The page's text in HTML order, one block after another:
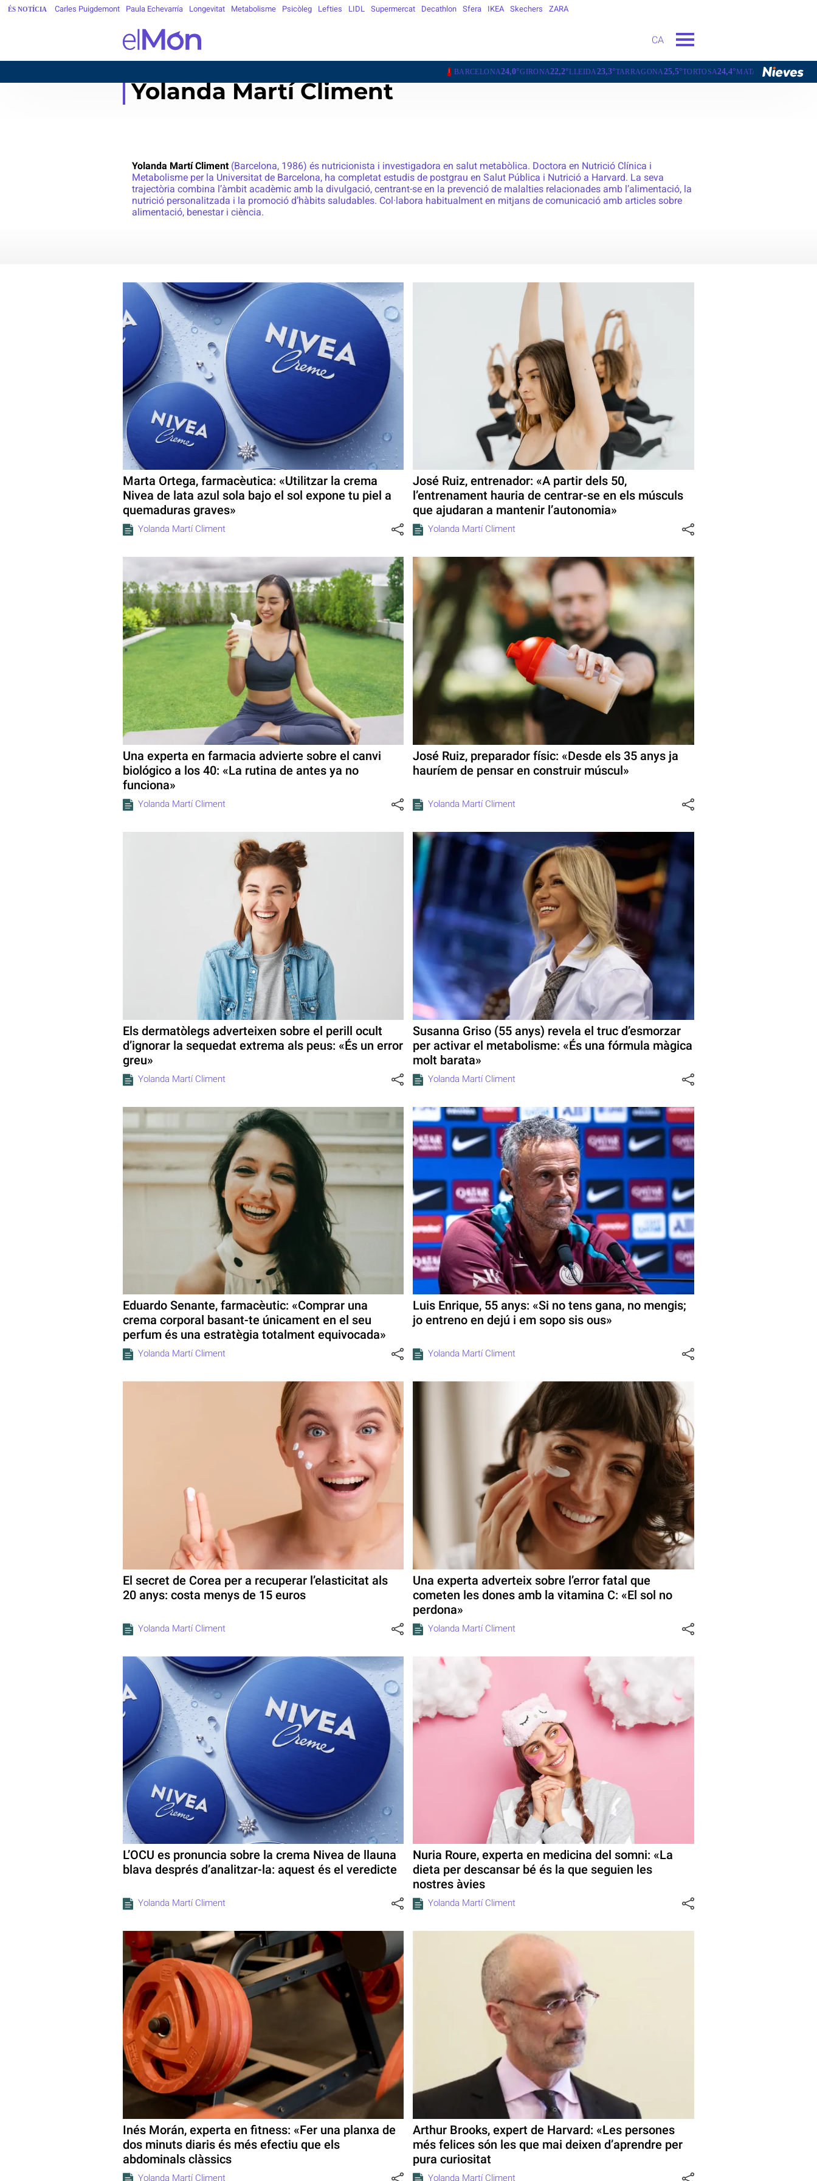
ÉS NOTÍCIA Carles Puigdemont Paula Echevarría Longevitat Metabolisme Psicòleg Lefties LIDL Supermercat Decathlon Sfera IKEA Skechers ZARA
CA
GIRONA22,2°LLEIDA23,3°TARRAGONA25,5°TORTOSA24,4°MATARÓ24,1°VIC18,9°VILAFRANCA DEL
Yolanda Martí Climent
Yolanda Martí Climent(Barcelona, 1986) és nutricionista i investigadora en salut metabòlica. Doctora en Nutrició Clínica i
Metabolisme per la Universitat de Barcelona, ha completat estudis de postgrau en Salut Pública i Nutrició a Harvard. La seva
trajectòria combina l’àmbit acadèmic amb la divulgació, centrant-se en la prevenció de malalties relacionades amb l’alimentació, la
nutrició personalitzada i la promoció d’hàbits saludables. Col·labora habitualment en mitjans de comunicació amb articles sobre
alimentació, benestar i ciència.
Marta Ortega, farmacèutica: «Utilitzar la crema
Nivea de lata azul sola bajo el sol expone tu piel a
quemaduras graves»
Yolanda Martí Climent
José Ruiz, entrenador: «A partir dels 50,
l’entrenament hauria de centrar-se en els músculs
que ajudaran a mantenir l’autonomia»
Yolanda Martí Climent
Una experta en farmacia advierte sobre el canvi
biológico a los 40: «La rutina de antes ya no
funciona»
Yolanda Martí Climent
José Ruiz, preparador físic: «Desde els 35 anys ja
hauríem de pensar en construir múscul»
Yolanda Martí Climent
Els dermatòlegs adverteixen sobre el perill ocult
d’ignorar la sequedat extrema als peus: «És un error
greu»
Yolanda Martí Climent
Susanna Griso (55 anys) revela el truc d’esmorzar
per activar el metabolisme: «És una fórmula màgica
molt barata»
Yolanda Martí Climent
Eduardo Senante, farmacèutic: «Comprar una
crema corporal basant-te únicament en el seu
perfum és una estratègia totalment equivocada»
Yolanda Martí Climent
Luis Enrique, 55 anys: «Si no tens gana, no mengis;
jo entreno en dejú i em sopo sis ous»
Yolanda Martí Climent
El secret de Corea per a recuperar l’elasticitat als
20 anys: costa menys de 15 euros
Yolanda Martí Climent
Una experta adverteix sobre l’error fatal que
cometen les dones amb la vitamina C: «El sol no
perdona»
Yolanda Martí Climent
L’OCU es pronuncia sobre la crema Nivea de llauna
blava després d’analitzar-la: aquest és el veredicte
Yolanda Martí Climent
Nuria Roure, experta en medicina del somni: «La
dieta per descansar bé és la que seguien les
nostres àvies
Yolanda Martí Climent
Inés Morán, experta en fitness: «Fer una planxa de
dos minuts diaris és més efectiu que els
abdominals clàssics
Yolanda Martí Climent
Arthur Brooks, expert de Harvard: «Les persones
més felices són les que mai deixen d’aprendre per
pura curiositat
Yolanda Martí Climent